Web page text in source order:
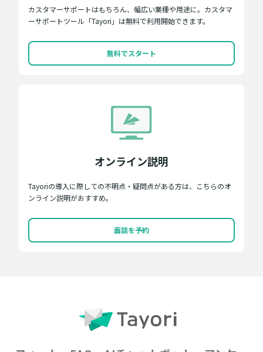
カスタマーサポートはもちろん、幅広い業種や用途に。カスタマ
ーサポートツール「Tayori」は無料で利用開始できます。
無料でスタート
オンライン説明
Tayoriの導入に際しての不明点・疑問点がある方は、こちらのオ
ンライン説明がおすすめ。
面談を予約